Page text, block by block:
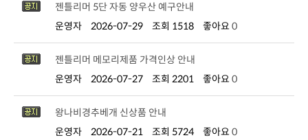
젠틀리머 5단 자동 양우산 예구안내
운영자
2026-07-29 조회 1518 좋아요 0
젠틀리머 메모리제품 가격인상 안내
운영자
2026-07-27 조회 2201 좋아요 0
왕나비경추베개 신상품 안내
운영자
2026-07-21 조회 5724 좋아요 0